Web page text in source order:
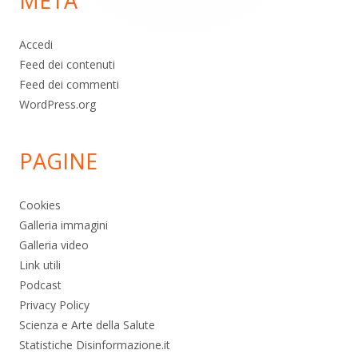
Accedi
Feed dei contenuti
Feed dei commenti
WordPress.org
PAGINE
Cookies
Galleria immagini
Galleria video
Link utili
Podcast
Privacy Policy
Scienza e Arte della Salute
Statistiche Disinformazione.it